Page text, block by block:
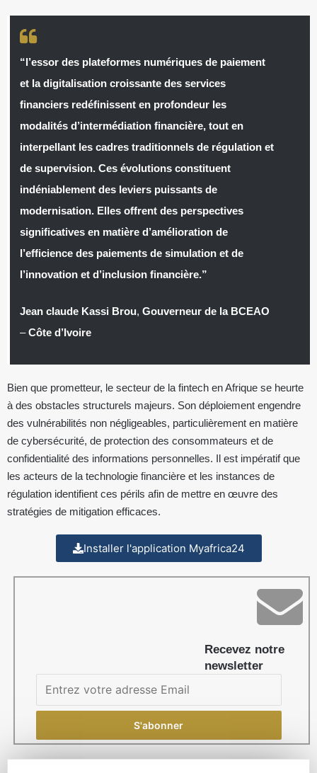
“l’essor des plateformes numériques de paiement
et la digitalisation croissante des services
financiers redéfinissent en profondeur les
modalités d’intermédiation financière, tout en
interpellant les cadres traditionnels de régulation et
de supervision. Ces évolutions constituent
indéniablement des leviers puissants de
modernisation. Elles offrent des perspectives
significatives en matière d’amélioration de
l’efficience des paiements de simulation et de
l’innovation et d’inclusion financière.”
Jean claude Kassi Brou, Gouverneur de la BCEAO
–Côte d’Ivoire
Bien que prometteur, le secteur de la fintech en Afrique se heurte
à des obstacles structurels majeurs. Son déploiement engendre
des vulnérabilités non négligeables, particulièrement en matière
de cybersécurité, de protection des consommateurs et de
confidentialité des informations personnelles. Il est impératif que
les acteurs de la technologie financière et les instances de
régulation identifient ces périls afin de mettre en œuvre des
stratégies de mitigation efficaces.
Installer l'application Myafrica24
Recevez notre
newsletter